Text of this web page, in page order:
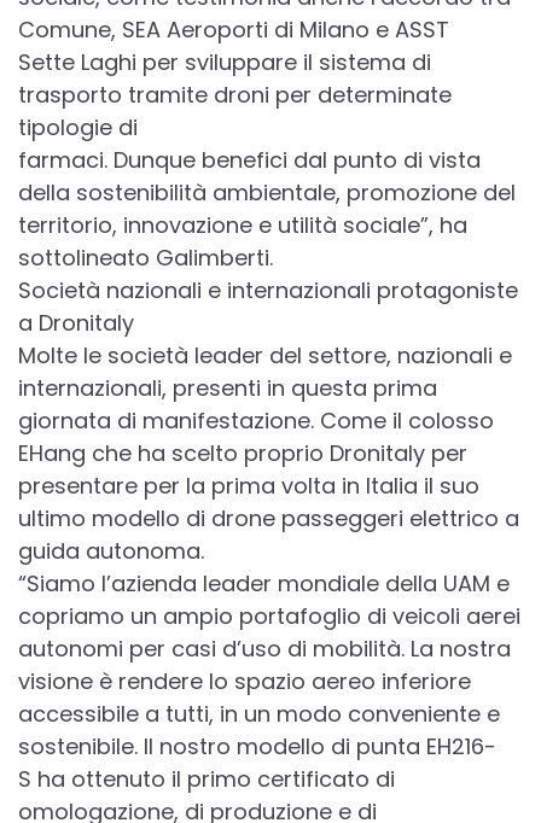
Comune, SEA Aeroporti di Milano e ASST
Sette Laghi per sviluppare il sistema di
trasporto tramite droni per determinate
tipologie di
farmaci. Dunque benefici dal punto di vista
della sostenibilità ambientale, promozione del
territorio, innovazione e utilità sociale”, ha
sottolineato Galimberti.
Società nazionali e internazionali protagoniste
a Dronitaly
Molte le società leader del settore, nazionali e
internazionali, presenti in questa prima
giornata di manifestazione. Come il colosso
EHang che ha scelto proprio Dronitaly per
presentare per la prima volta in Italia il suo
ultimo modello di drone passeggeri elettrico a
guida autonoma.
“Siamo l’azienda leader mondiale della UAM e
copriamo un ampio portafoglio di veicoli aerei
autonomi per casi d’uso di mobilità. La nostra
visione è rendere lo spazio aereo inferiore
accessibile a tutti, in un modo conveniente e
sostenibile. Il nostro modello di punta EH216-
S ha ottenuto il primo certificato di
omologazione, di produzione e di